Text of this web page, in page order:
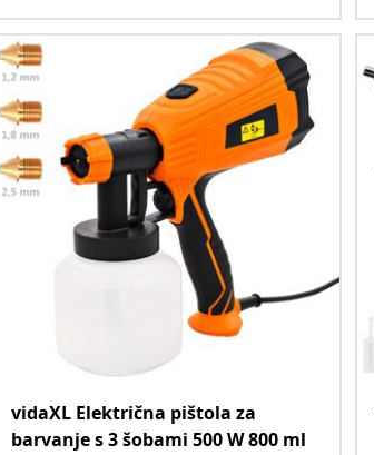
vidaXL Električna pištola za
barvanje s 3 šobami 500 W 800 ml